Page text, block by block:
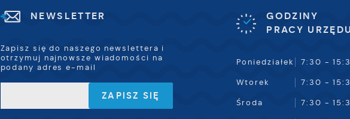
NEWSLETTER
Zapisz się do naszego newslettera i
otrzymuj najnowsze wiadomości na
podany adres e-mail
GODZINY
PRACY URZĘDU
Poniedziałek 7:30 -
Wtorek 7:30 -
Środa 7:30 -